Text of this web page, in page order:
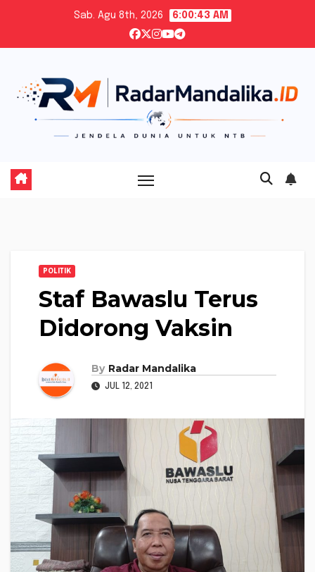
content
Sab. Agu 8th, 2026 6:00:44 AM
POLITIK
Staf Bawaslu Terus
Didorong Vaksin
By Radar Mandalika
JUL 12, 2021